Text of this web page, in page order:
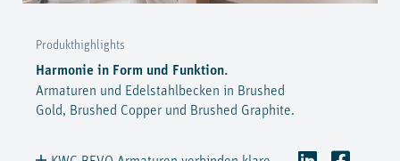
Produkthighlights
Harmonie in Form und Funktion.
Armaturen und Edelstahlbecken in Brushed
Gold, Brushed Copper und Brushed Graphite.